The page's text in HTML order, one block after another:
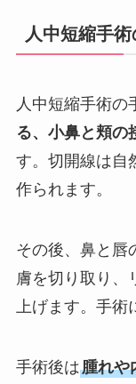
人中短縮手
人中短縮手術の
る、小鼻と頬の
す。切開線は自
作られます。
その後、鼻と唇
膚を切り取り、
上げます。手術
手術後は腫れや